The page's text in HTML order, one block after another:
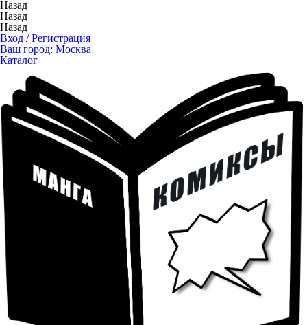
Назад
Назад
Назад
Вход /Регистрация
Ваш город: Москва
Каталог